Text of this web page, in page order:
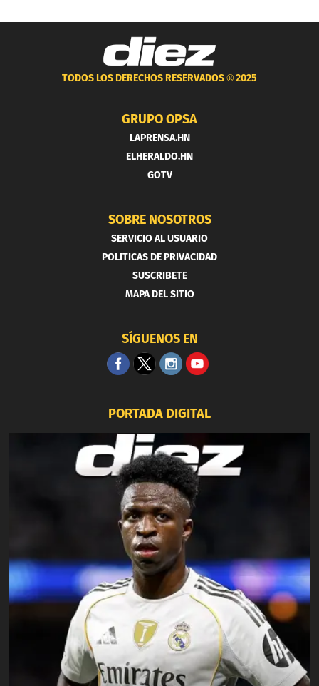
TODOS LOS DERECHOS RESERVADOS ®2025
GRUPO OPSA
LAPRENSA.HN
ELHERALDO.HN
GOTV
SOBRE NOSOTROS
SERVICIO AL USUARIO
POLITICAS DE PRIVACIDAD
SUSCRIBETE
MAPA DEL SITIO
SÍGUENOS EN
PORTADA DIGITAL